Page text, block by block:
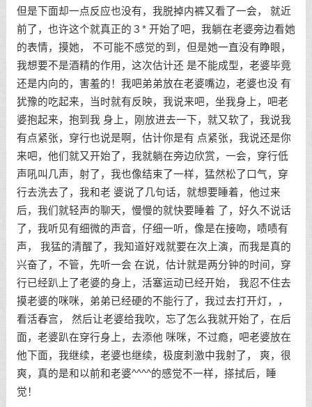
但是下面却一点反应也没有，我脱掉内裤又看了一会， 就近
前了，也许这个就真正的３* 开始了吧，我躺在老婆旁边看她
的表情，摸她， 不可能不感觉的到，但是她一直没有睁眼，
我想要不是酒精的作用，这次估计还 是不能成型，老婆毕竟
还是内向的，害羞的！我吧弟弟放在老婆嘴边，老婆也没 有
犹豫的吃起来，当时就有反映，我说来吧，坐我身上，吧老
婆抱起来，抱到我 身上，刚放进去一下，就又软了，我说我
有点紧张，穿行也说是啊，估计你是有 点紧张，我说还是你
来吧，他们就又开始了，我就躺在旁边欣赏，一会，穿行低
声吼叫几声，射了，我也像结束了一样，猛然松了口气，穿
行去洗去了，我和老 婆说了几句话，就想要睡着，他过来
后，我们就轻声的聊天，慢慢的就快要睡着 了，好久不说话
了，我听见有细微的声音，仔细一听，像是在接吻，啧啧有
声， 我猛的清醒了，我知道好戏就要在次上演，而我是真的
兴奋了，不管，先听一会 在说，估计就是两分钟的时间，穿
行已经趴上了老婆的身上，活塞运动已经开始， 我忍不住去
摸老婆的咪咪，弟弟已经硬的不能行了，我过去打开灯，，
看活春宫， 然后让老婆给我吹，忘了怎么我就开始了，在后
面，老婆趴在穿行身上，去添他 咪咪，不过瘾，吧老婆放在
他下面，我继续，老婆也继续，极度刺激中我射了， 爽，很
爽，真的是和以前和老婆^^^^的感觉不一样，搽拭后，睡
觉！